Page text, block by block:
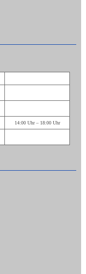
14:00 Uhr – 18:00 Uhr